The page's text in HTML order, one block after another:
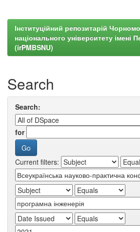
Інституційний репозитарій
національного університету імені
(irPMBSNU)
Search
Search:
for
Current filters: